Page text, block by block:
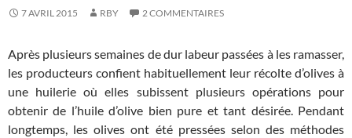
7 AVRIL 2015 RBY 2 COMMENTAIRES
Après plusieurs semaines de dur labeur passées à les ramasser,
les producteurs confient habituellement leur récolte d’olives à
une huilerie où elles subissent plusieurs opérations pour
obtenir de l’huile d’olive bien pure et tant désirée. Pendant
longtemps, les olives ont été pressées selon des méthodes